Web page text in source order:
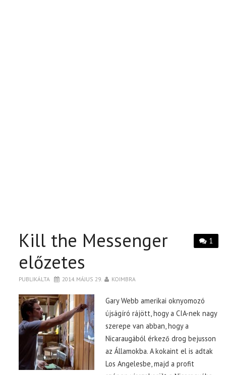
1
Kill the Messenger
előzetes
PUBLIKÁLTA 2014. MÁJUS 29. KOIMBRA
Gary Webb amerikai oknyomozó
újságíró rájött, hogy a CIA-nek nagy
szerepe van abban, hogy a
Nicaraugából érkező drog bejusson
az Államokba. A kokaint el is adtak
Los Angelesbe, majd a profit